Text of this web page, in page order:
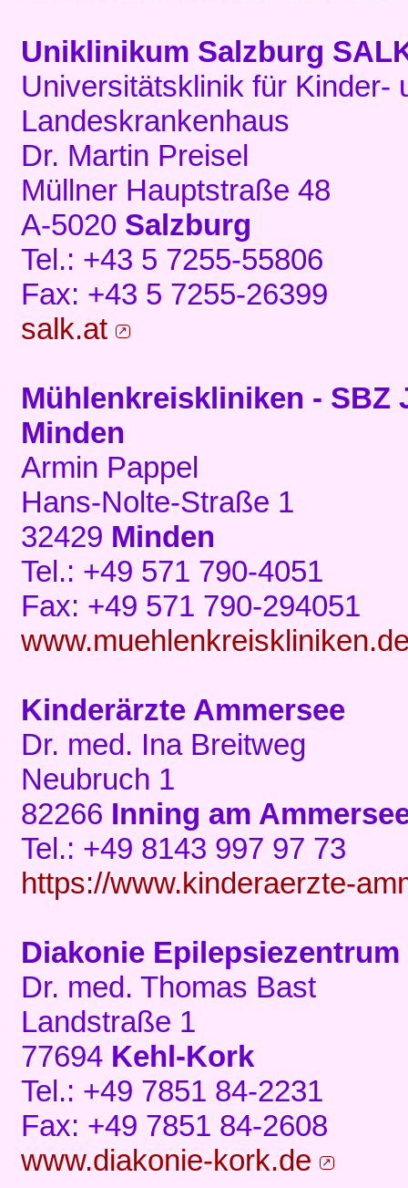
Uniklinikum Salzburg
Universitätsklinik für Kinder-
Landeskrankenhaus
Dr. Martin Preisel
Müllner Hauptstraße 48
A-5020 Salzburg
Tel.: +43 5 7255-55806
Fax: +43 5 7255-26399
salk.at
Mühlenkreiskliniken - SBZ
Minden
Armin Pappel
Hans-Nolte-Straße 1
32429 Minden
Tel.: +49 571 790-4051
Fax: +49 571 790-294051
Kinderärzte Ammersee
Dr. med. Ina Breitweg
Neubruch 1
82266 Inning am
Tel.: +49 8143 997 97 73
https://www.kinderaerzte-
Diakonie Epilepsiezentrum
Dr. med. Thomas Bast
Landstraße 1
77694 Kehl-Kork
Tel.: +49 7851 84-2231
Fax: +49 7851 84-2608
www.diakonie-kork.de